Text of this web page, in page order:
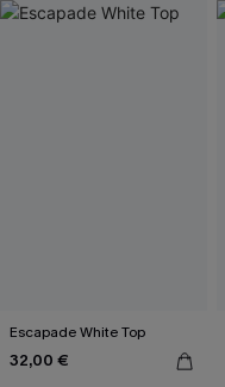
Escapade White Top
32,00 €